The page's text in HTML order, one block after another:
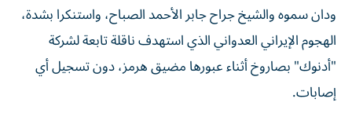
ودان سموه والشيخ جراح جابر الأحمد الصباح، واستنكرا بشدة،
الهجوم الإيراني العدواني الذي استهدف ناقلة تابعة لشركة
"أدنوك" بصاروخ أثناء عبورها مضيق هرمز، دون تسجيل أي
إصابات.